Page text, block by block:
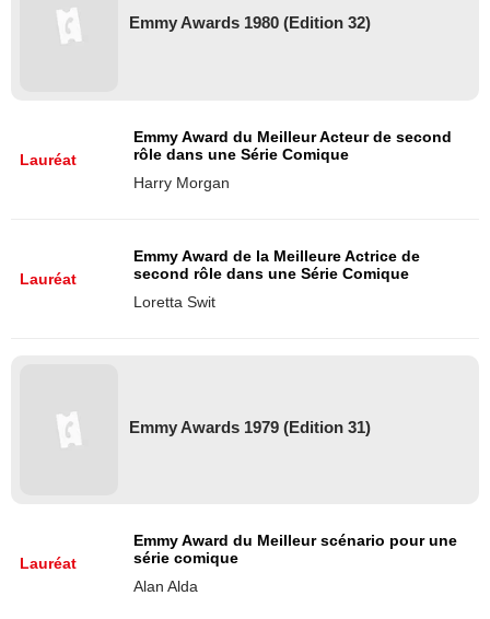
Emmy Awards 1980 (Edition 32)
Lauréat
Emmy Award du Meilleur Acteur de second
rôle dans une Série Comique
Harry Morgan
Lauréat
Emmy Award de la Meilleure Actrice de
second rôle dans une Série Comique
Loretta Swit
Emmy Awards 1979 (Edition 31)
Lauréat
Emmy Award du Meilleur scénario pour une
série comique
Alan Alda